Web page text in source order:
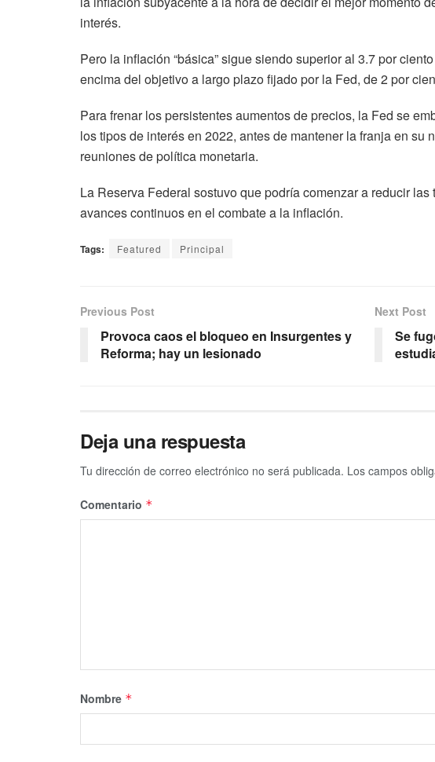
interés.
Pero la inflación “básica” sigue siendo superior al 3.7 por
encima del objetivo a largo plazo fijado por la Fed, de 2 por
Para frenar los persistentes aumentos de precios, la Fed se
los tipos de interés en 2022, antes de mantener la franja en su
reuniones de política monetaria.
La Reserva Federal sostuvo que podría comenzar a reducir
avances continuos en el combate a la inflación.
Tags: Featured Principal
Previous Post
Provoca caos el bloqueo en Insurgentes y
Reforma; hay un lesionado
Next Post
Se
Deja una respuesta
Tu dirección de correo electrónico no será publicada. Los campos
Comentario *
Nombre *